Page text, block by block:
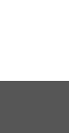
をリリー
バル